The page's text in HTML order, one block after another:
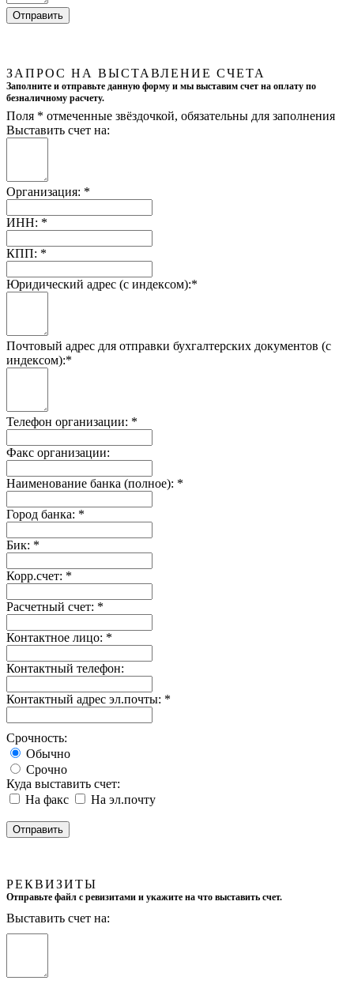
ЗАПРОС НА ВЫСТАВЛЕНИЕ СЧЕТА
Заполните и отправьте данную форму и мы выставим счет на оплату по
безналичному расчету.
Поля * отмеченные звёздочкой, обязательны для заполнения
Выставить счет на:
Организация: *
ИНН: *
КПП: *
Юридический адрес (с индексом):*
Почтовый адрес для отправки бухгалтерских документов (с
индексом):*
Телефон организации: *
Факс организации:
Наименование банка (полное): *
Город банка: *
Бик: *
Корр.счет: *
Расчетный счет: *
Контактное лицо: *
Контактный телефон:
Контактный адрес эл.почты: *
Срочность:
Обычно
Срочно
Куда выставить счет:
На факс
На эл.почту
РЕКВИЗИТЫ
Отправьте файл с ревизитами и укажите на что выставить счет.
Выставить счет на: